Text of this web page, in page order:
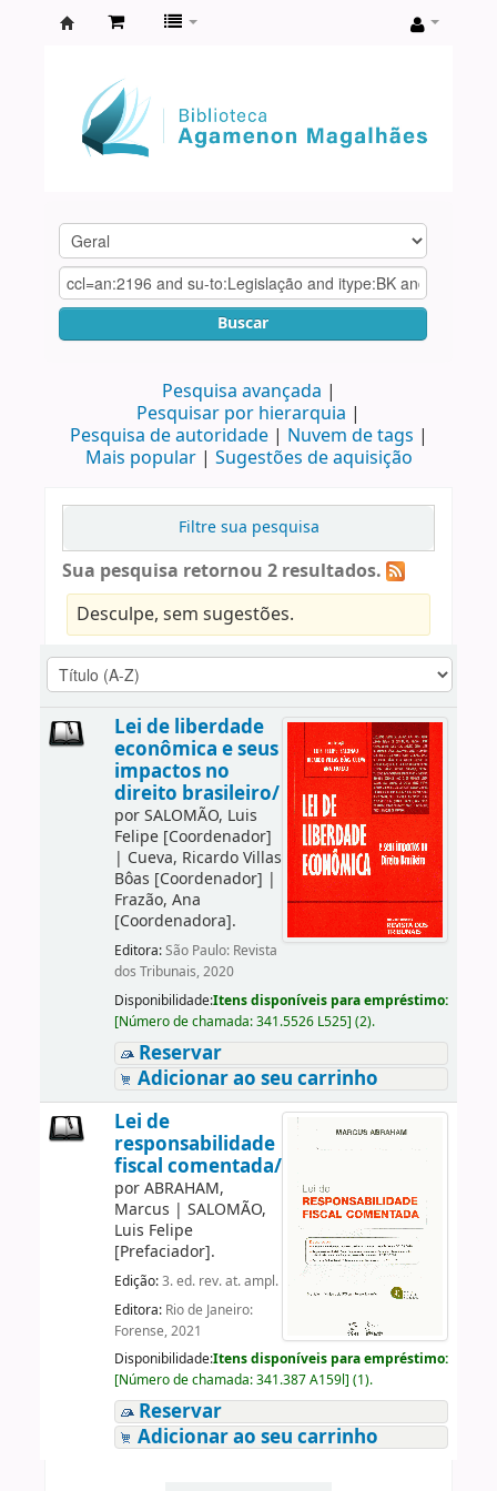
Agamenon
Magalhães
Buscar
Pesquisa avançada
Pesquisar por hierarquia
Pesquisa de autoridade
Nuvem de tags
Mais popular
Sugestões de aquisição
Filtre sua pesquisa
Sua pesquisa retornou 2 resultados.
Desculpe, sem sugestões.
Lei de liberdade
econômica e seus
impactos no
direito brasileiro/
porSALOMÃO, Luis
Felipe[Coordenador]
| Cueva, Ricardo Villas
Bôas [Coordenador] |
Frazão, Ana
[Coordenadora].
Editora:São Paulo: Revista
dos Tribunais, 2020
Disponibilidade:Itens disponíveis para empréstimo:
[Número de chamada:341.5526 L525] (2).
Reservar
Adicionar ao seu carrinho
Lei de
responsabilidade
fiscal comentada/
porABRAHAM,
Marcus | SALOMÃO,
Luis Felipe
[Prefaciador].
Edição:3. ed. rev. at. ampl.
Editora: Rio de Janeiro:
Forense, 2021
Disponibilidade:Itens disponíveis para empréstimo:
[Número de chamada:341.387 A159l] (1).
Reservar
Adicionar ao seu carrinho